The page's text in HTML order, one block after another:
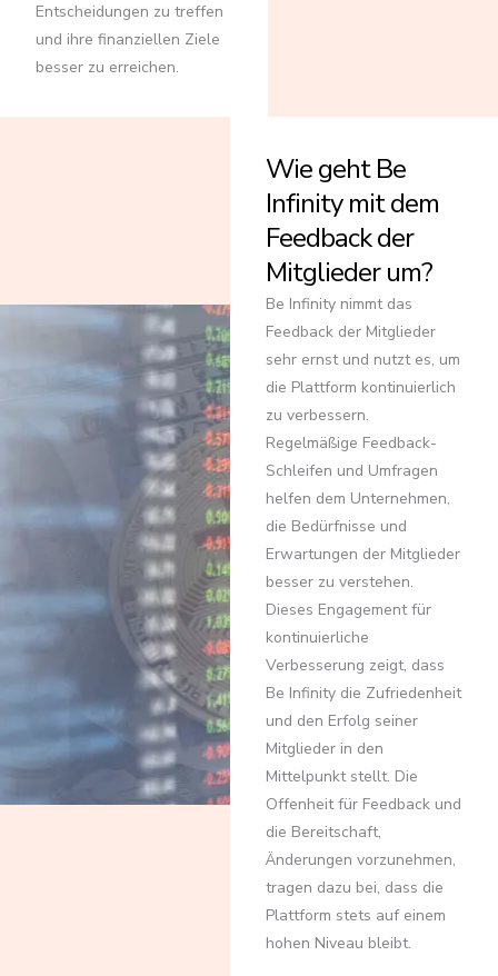
Entscheidungen zu treffen
und ihre finanziellen Ziele
besser zu erreichen.
Wie geht Be
Infinity mit dem
Feedback der
Mitglieder um?
Be Infinity nimmt das
Feedback der Mitglieder
sehr ernst und nutzt es, um
die Plattform kontinuierlich
zu verbessern.
Regelmäßige Feedback-
Schleifen und Umfragen
helfen dem Unternehmen,
die Bedürfnisse und
Erwartungen der Mitglieder
besser zu verstehen.
Dieses Engagement für
kontinuierliche
Verbesserung zeigt, dass
Be Infinity die Zufriedenheit
und den Erfolg seiner
Mitglieder in den
Mittelpunkt stellt. Die
Offenheit für Feedback und
die Bereitschaft,
Änderungen vorzunehmen,
tragen dazu bei, dass die
Plattform stets auf einem
hohen Niveau bleibt.